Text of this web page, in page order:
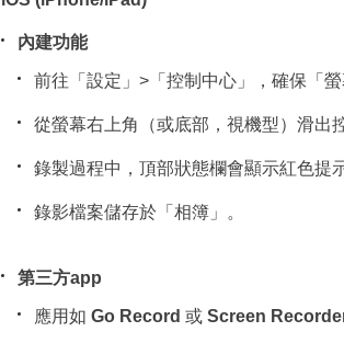
內建功能
前往「設定」>「控制中心」，確保「
從螢幕右上角（或底部，視機型）滑出
錄製過程中，頂部狀態欄會顯示紅色提
錄影檔案儲存於「相簿」。
第三方app
應用如 Go Record 或 Screen